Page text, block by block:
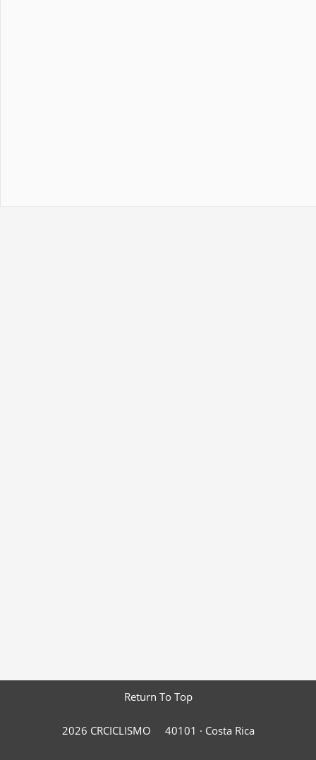
Return To Top
2026 CRCICLISMO 40101 · Costa Rica